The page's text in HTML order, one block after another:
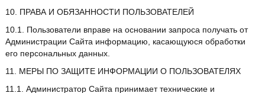
10. ПРАВА И ОБЯЗАННОСТИ ПОЛЬЗОВАТЕЛЕЙ
10.1. Пользователи вправе на основании запроса получать от
Администрации Сайта информацию, касающуюся обработки
его персональных данных.
11. МЕРЫ ПО ЗАЩИТЕ ИНФОРМАЦИИ О ПОЛЬЗОВАТЕЛЯХ
11.1. Администратор Сайта принимает технические и